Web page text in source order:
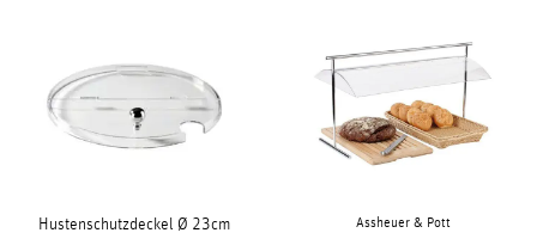
Hustenschutzdeckel Ø 23cm
Assheuer & Pott